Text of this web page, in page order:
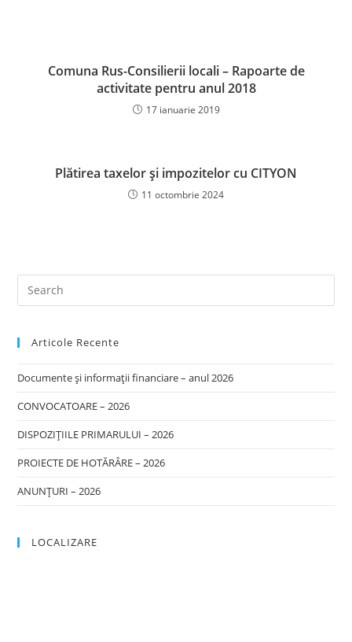
Comuna Rus-Consilierii locali – Rapoarte de
activitate pentru anul 2018
17 ianuarie 2019
Plătirea taxelor și impozitelor cu CITYON
11 octombrie 2024
Articole Recente
Documente și informații financiare – anul 2026
CONVOCATOARE – 2026
DISPOZIȚIILE PRIMARULUI – 2026
PROIECTE DE HOTĂRÂRE – 2026
ANUNȚURI – 2026
LOCALIZARE